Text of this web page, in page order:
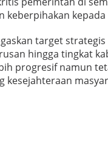
keberpihakan
target strategis
hingga tingkat
progresif namun